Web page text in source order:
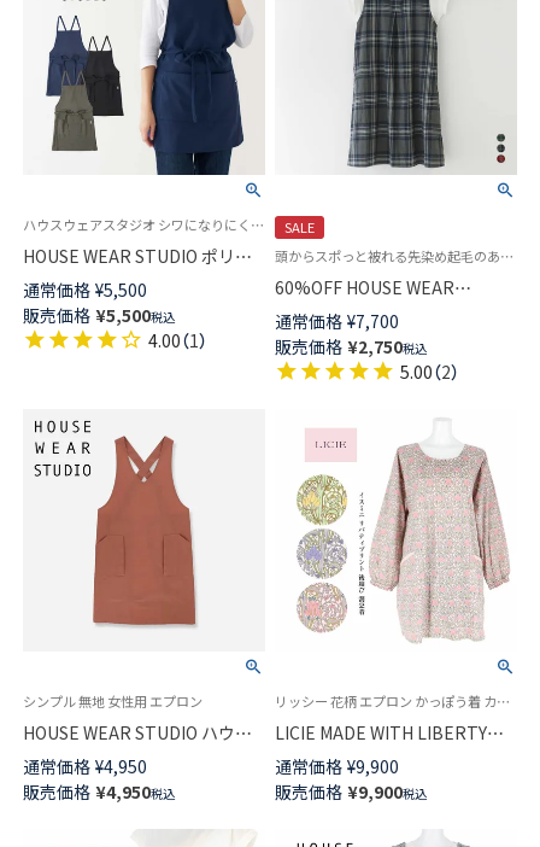
ハウスウェアスタジオ シワになりにくい ポリエステル素材カフェ 飲食店 レストラン ユニフォーム
HOUSE WEAR STUDIO ポリエ
ステルトロ 無地 ポリエステル
100％ 前結び ショート レディー
ス エプロン 70375052
通常価格 ¥5,500
販売価格 ¥5,500税込
4.00（1）
SALE
頭からスポっと被れる先染め起毛のあったかワンピースエプロン
60%OFF HOUSE WEAR
STUDIO ハウスウェアスタジオ
綿100％ ピーチ起毛先染め コン
ポジションウィーブン柄 背付き
後結び レディース エプロン
通常価格 ¥7,700
販売価格 ¥2,750税込
5.00（2）
シンプル 無地 女性用 エプロン
HOUSE WEAR STUDIO ハウス
ウェアスタジオ 撥水加工 ナイ
ロン 後結び ロング エプロン レ
ディース 70372093
通常価格 ¥4,950
販売価格 ¥4,950税込
リッシー 花柄 エプロン かっぽう着 カッポー スモック
LICIE MADE WITH LIBERTY
FABRIC リバティプリント イス
ミニ 綿100％後結び 割烹着 エプ
ロン 70551008
通常価格 ¥9,900
販売価格 ¥9,900税込